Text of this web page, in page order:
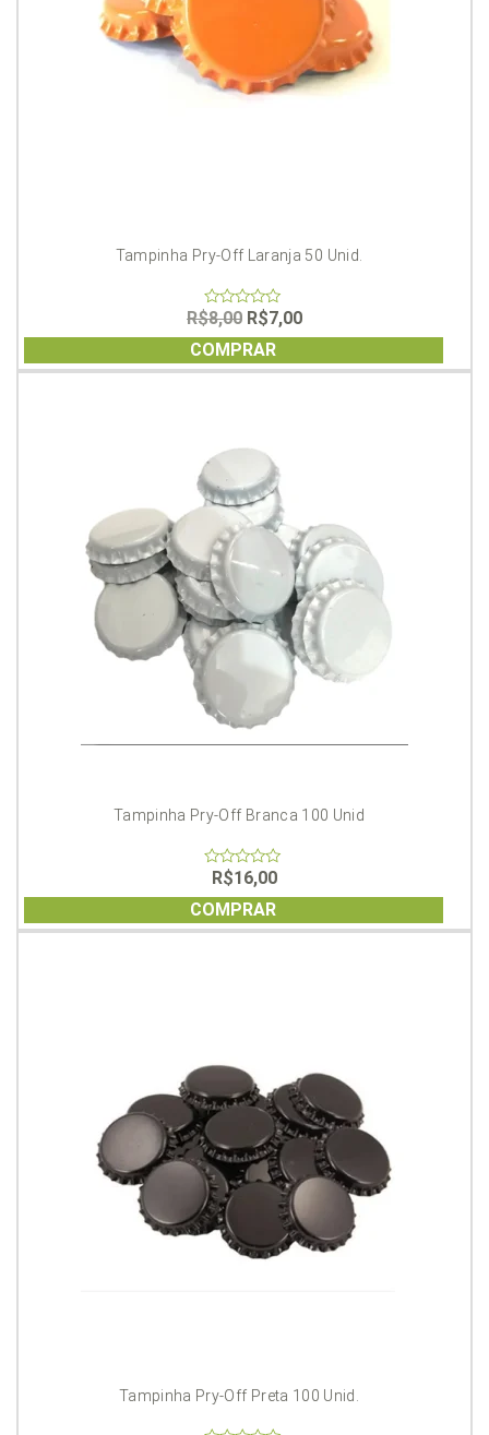
Tampinha Pry-Off Laranja 50 Unid.
0
out
of
5
R$8,00 O
preço
original
era:
R$7,00O
preço
é:
COMPRAR
Tampinha Pry-Off Branca 100 Unid
of
5
R$16,00
COMPRAR
Tampinha Pry-Off Preta 100 Unid.